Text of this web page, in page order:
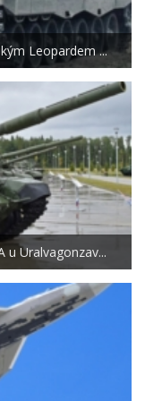
Leopardem ...
u Uralvagonzav...